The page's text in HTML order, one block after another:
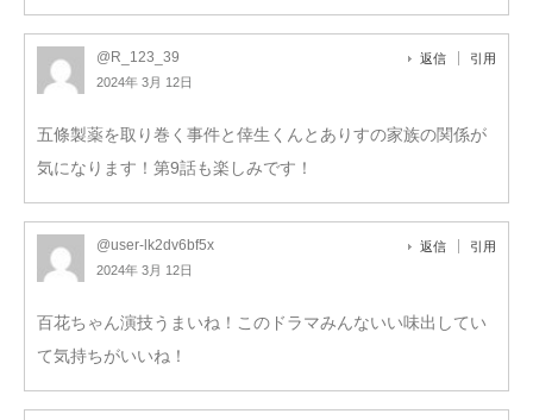
@R_123_39
2024年 3月 12日
返信 引用
五條製薬を取り巻く事件と倖生くんとありすの家族の関係が
気になります！第9話も楽しみです！
@user-lk2dv6bf5x
2024年 3月 12日
返信 引用
百花ちゃん演技うまいね！このドラマみんないい味出してい
て気持ちがいいね！